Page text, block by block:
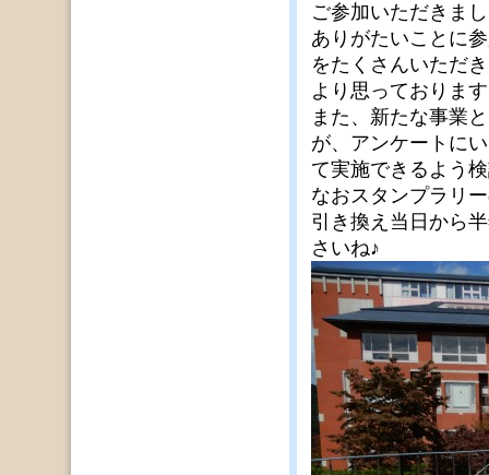
ご参加いただきま
ありがたいことに
をたくさんいただ
より思っておりま
また、新たな事業
が、アンケートに
て実施できるよう
なおスタンプラリ
引き換え当日から
さいね♪